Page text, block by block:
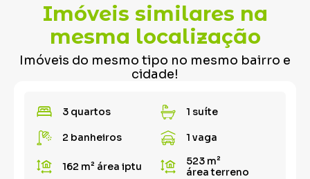
Imóveis similares na
mesma localização
Imóveis do mesmo tipo no mesmo bairro e
cidade!
3 quartos 1 suíte
2 banheiros 1 vaga
162 m² área iptu
523 m²
área terreno